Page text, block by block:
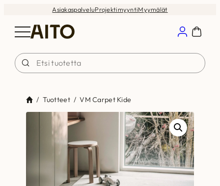
AsiakaspalveluProjektimyyntiMyymälät
/ Tuotteet / VM Carpet Kide